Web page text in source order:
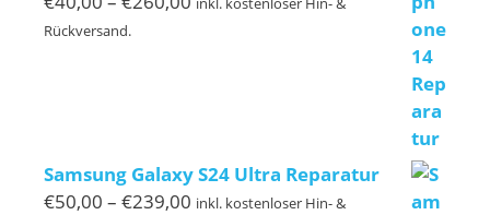
Rückversand.
Samsung Galaxy S24 Ultra Reparatur
€50,00 – €239,00 Preisspanne:
inkl. kostenloser Hin- &